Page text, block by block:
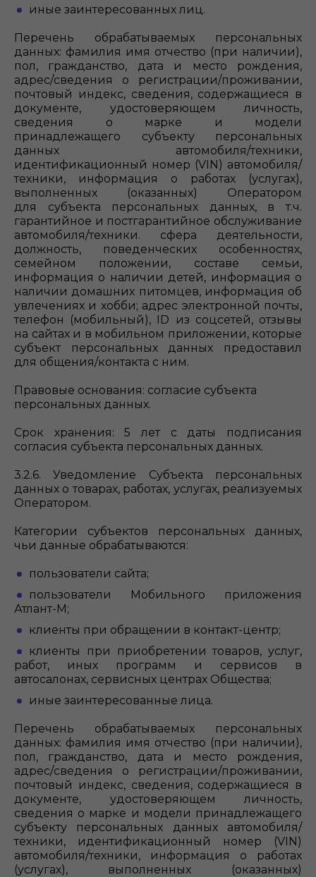
иные заинтересованных лиц.
Перечень обрабатываемых персональных
данных: фамилия имя отчество (при наличии),
пол, гражданство, дата и место рождения,
адрес/сведения о регистрации/проживании,
почтовый индекс, сведения, содержащиеся в
документе, удостоверяющем личность,
сведения о марке и модели
принадлежащего субъекту персональных
данных автомобиля/техники,
идентификационный номер (VIN) автомобиля/
техники, информация о работах (услугах),
выполненных (оказанных) Оператором
для субъекта персональных данных, в т.ч.
гарантийное и постгарантийное обслуживание
автомобиля/техники. сфера деятельности,
должность, поведенческих особенностях,
семейном положении, составе семьи,
информация о наличии детей, информация о
наличии домашних питомцев, информация об
увлечениях и хобби; адрес электронной почты,
телефон (мобильный), ID из соцсетей, отзывы
на сайтах и в мобильном приложении, которые
субъект персональных данных предоставил
для общения/контакта с ним.
Правовые основания: согласие субъекта
персональных данных.
Срок хранения: 5 лет с даты подписания
согласия субъекта персональных данных.
3.2.6. Уведомление Субъекта персональных
данных о товарах, работах, услугах, реализуемых
Оператором.
Категории субъектов персональных данных,
чьи данные обрабатываются:
пользователи сайта;
пользователи Мобильного приложения
Атлант-М;
клиенты при обращении в контакт-центр;
клиенты при приобретении товаров, услуг,
работ, иных программ и сервисов в
автосалонах, сервисных центрах Общества;
иные заинтересованные лица.
Перечень обрабатываемых персональных
данных: фамилия имя отчество (при наличии),
пол, гражданство, дата и место рождения,
адрес/сведения о регистрации/проживании,
почтовый индекс, сведения, содержащиеся в
документе, удостоверяющем личность,
сведения о марке и модели принадлежащего
субъекту персональных данных автомобиля/
техники, идентификационный номер (VIN)
автомобиля/техники, информация о работах
(услугах), выполненных (оказанных)